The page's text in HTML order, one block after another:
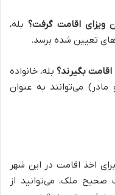
ویزای اقامت گرفت؟بله،
تعیین شده برسد.
اقامت بگیرند؟بله، خانواده
می‌توانند به عنوان
اخذ اقامت در این شهر
صحیح ملک، می‌توانید از